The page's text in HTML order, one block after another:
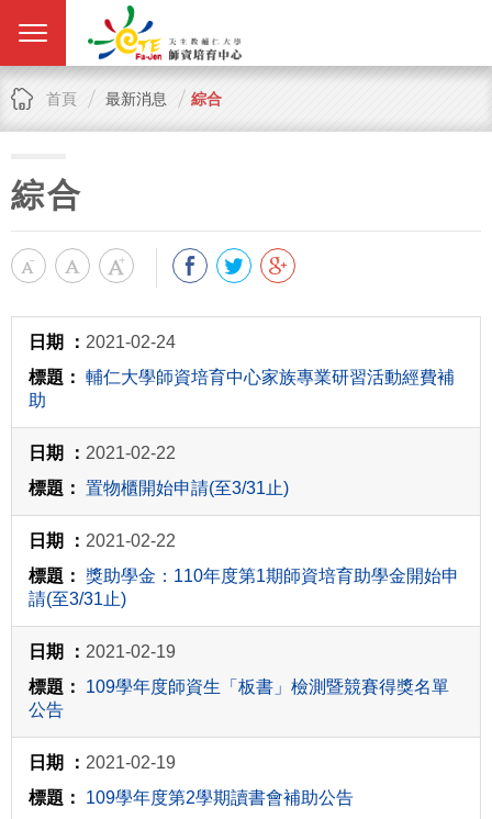
首頁 最新消息 綜合
綜合
2021-02-24
輔仁大學師資培育中心家族專業研習活動經費補
助
2021-02-22
置物櫃開始申請(至3/31止)
2021-02-22
獎助學金：110年度第1期師資培育助學金開始申
請(至3/31止)
2021-02-19
109學年度師資生「板書」檢測暨競賽得獎名單
公告
2021-02-19
109學年度第2學期讀書會補助公告